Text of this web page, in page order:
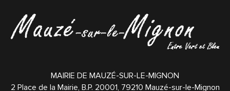
MAIRIE DE MAUZÉ-SUR-LE-MIGNON
2 Place de la Mairie, B.P. 20001, 79210 Mauzé-sur-le-Mignon